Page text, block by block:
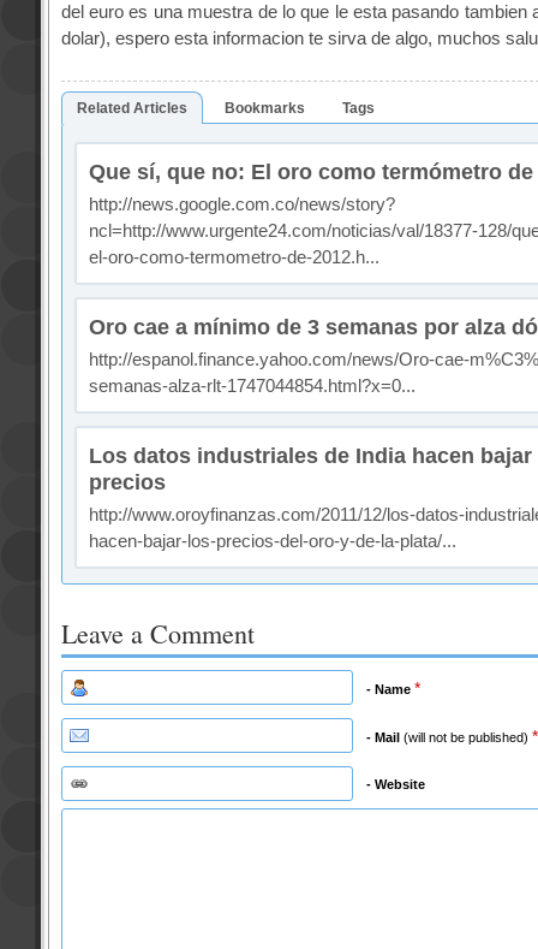
del euro es una muestra de lo que le esta pasando tambien
dolar), espero esta informacion te sirva de algo, muchos
Related Articles Bookmarks Tags
Que sí, que no: El oro como termómetro de
http://news.google.com.co/news/story?
ncl=http://www.urgente24.com/noticias/val/18377-128/
el-oro-como-termometro-de-2012.h...
Oro cae a mínimo de 3 semanas por alza
http://espanol.finance.yahoo.com/news/Oro-cae-
semanas-alza-rlt-1747044854.html?x=0...
Los datos industriales de India hacen bajar
precios
http://www.oroyfinanzas.com/2011/12/los-datos-
hacen-bajar-los-precios-del-oro-y-de-la-plata/...
Leave a Comment
- Name *
- Mail (will not be published) *
- Website